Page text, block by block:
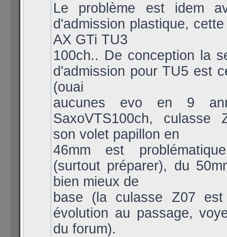
Le problème est idem
d'admission plastique,
AX GTi TU3
100ch.. De conception la
d'admission pour TU5 est
(ouai
aucunes evo en 9
SaxoVTS100ch, culasse
son volet papillon en
46mm est
(surtout préparer), du
bien mieux de
base (la culasse Z07
évolution au passage,
du forum).